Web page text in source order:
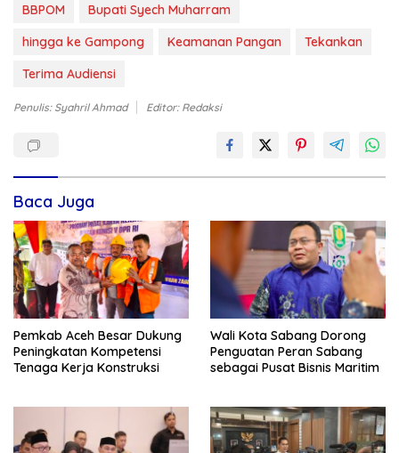
BBPOM
Bupati Syech Muharram
hingga ke Gampong
Keamanan Pangan
Tekankan
Terima Audiensi
Penulis: Syahril Ahmad Editor: Redaksi
Baca Juga
Pemkab Aceh Besar Dukung
Peningkatan Kompetensi
Tenaga Kerja Konstruksi
Wali Kota Sabang Dorong
Penguatan Peran Sabang
sebagai Pusat Bisnis Maritim